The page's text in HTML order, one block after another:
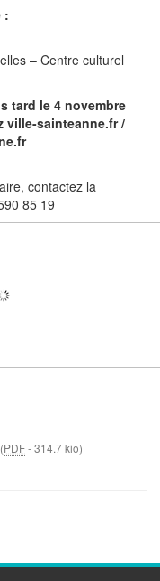
:
– Centre culturel
tard le 4 novembre
ville-sainteanne.fr /
contactez la
85 19
(PDF-314.7 kio)